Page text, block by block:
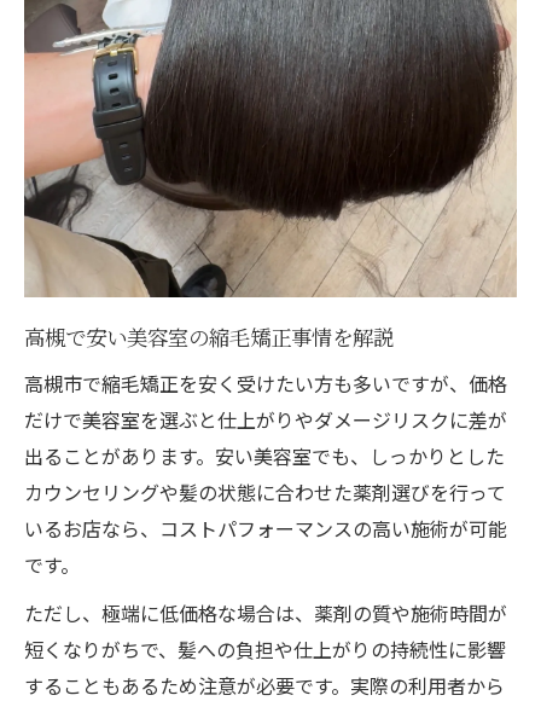
高槻で安い美容室の縮毛矯正事情を解説
高槻市で縮毛矯正を安く受けたい方も多いですが、価格
だけで美容室を選ぶと仕上がりやダメージリスクに差が
出ることがあります。安い美容室でも、しっかりとした
カウンセリングや髪の状態に合わせた薬剤選びを行って
いるお店なら、コストパフォーマンスの高い施術が可能
です。
ただし、極端に低価格な場合は、薬剤の質や施術時間が
短くなりがちで、髪への負担や仕上がりの持続性に影響
することもあるため注意が必要です。実際の利用者から